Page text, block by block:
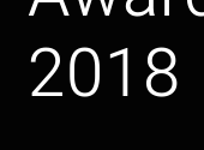
2018